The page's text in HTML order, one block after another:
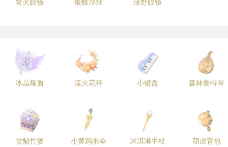
冰晶耀盾 流火花环 小键盘 森林鲁特琴
雪貂竹篓 小黄鸡雨伞 冰淇淋手杖 萌虎背包